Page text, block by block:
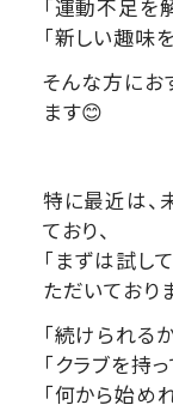
「運動不足を
「新しい趣味
そんな方にお
ます😊
特に最近は、
ており、
「まずは試し
ただいており
「続けられる
「クラブを持
「何から始め